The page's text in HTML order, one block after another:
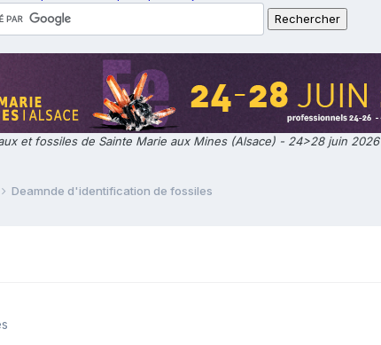
et fossiles de Sainte Marie aux Mines (Alsace) - 24>28 juin 2026
Deamnde d'identification de fossiles